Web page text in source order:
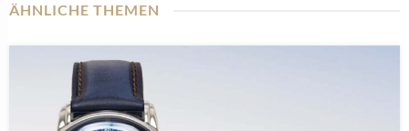
ÄHNLICHE THEMEN